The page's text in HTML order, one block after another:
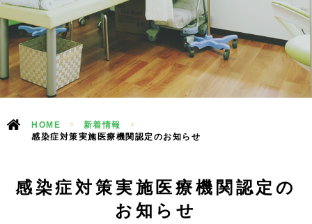
HOME > 新着情報
>
感染症対策実施医療機関認定のお知らせ
感染症対策実施医療機関認定の
お知らせ